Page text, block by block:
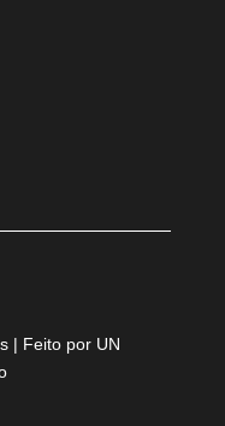
| Feito por UN